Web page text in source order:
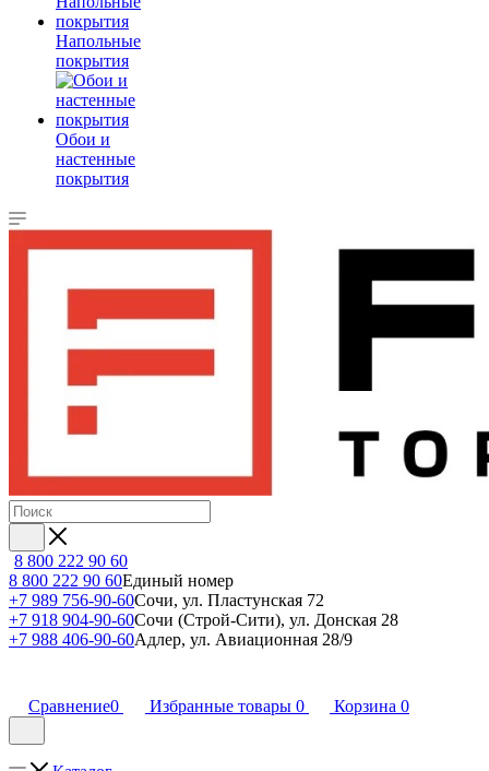
Напольные
покрытия
Обои и
настенные
покрытия
8 800 222 90 60
8 800 222 90 60Единый номер
+7 989 756-90-60Сочи, ул. Пластунская 72
+7 918 904-90-60Сочи (Строй-Сити), ул. Донская 28
+7 988 406-90-60Адлер, ул. Авиационная 28/9
Сравнение0 Избранные товары 0 Корзина 0